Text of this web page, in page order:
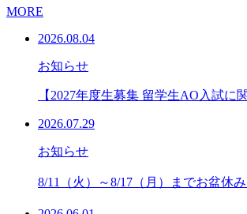
MORE
2026.08.04
お知らせ
【2027年度生募集 留学生AO入試に
2026.07.29
お知らせ
8/11（火）～8/17（月）までお盆休